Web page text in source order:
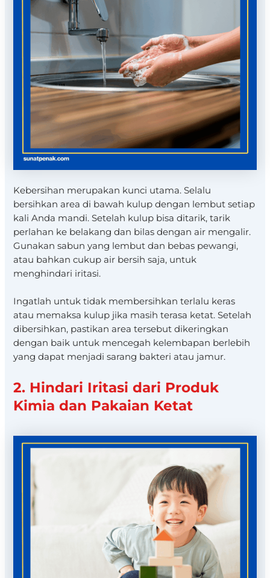
Kebersihan merupakan kunci utama. Selalu
bersihkan area di bawah kulup dengan lembut setiap
kali Anda mandi. Setelah kulup bisa ditarik, tarik
perlahan ke belakang dan bilas dengan air mengalir.
Gunakan sabun yang lembut dan bebas pewangi,
atau bahkan cukup air bersih saja, untuk
menghindari iritasi.
Ingatlah untuk tidak membersihkan terlalu keras
atau memaksa kulup jika masih terasa ketat. Setelah
dibersihkan, pastikan area tersebut dikeringkan
dengan baik untuk mencegah kelembapan berlebih
yang dapat menjadi sarang bakteri atau jamur.
2. Hindari Iritasi dari Produk
Kimia dan Pakaian Ketat